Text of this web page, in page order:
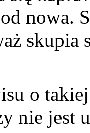
nowa.
skupia
o
nie jest